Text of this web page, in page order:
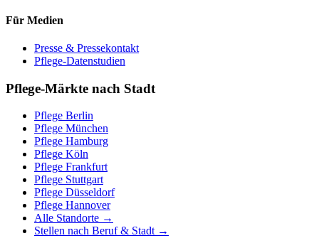
Für Medien
Presse & Pressekontakt
Pflege-Datenstudien
Pflege-Märkte nach Stadt
Pflege Berlin
Pflege München
Pflege Hamburg
Pflege Köln
Pflege Frankfurt
Pflege Stuttgart
Pflege Düsseldorf
Pflege Hannover
Alle Standorte →
Stellen nach Beruf & Stadt →